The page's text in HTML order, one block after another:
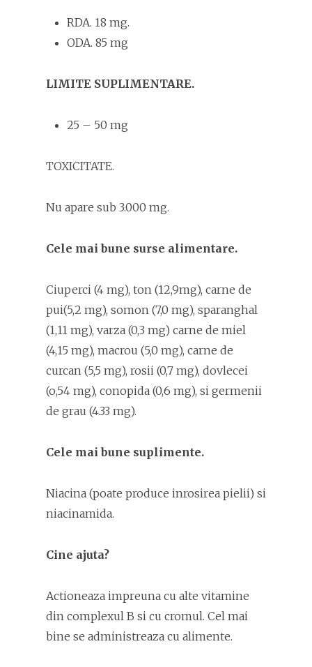
RDA. 18 mg.
ODA. 85 mg
LIMITE SUPLIMENTARE.
25 – 50 mg
TOXICITATE.
Nu apare sub 3.000 mg.
Cele mai bune surse alimentare.
Ciuperci (4 mg), ton (12,9mg), carne de
pui(5,2 mg), somon (7,0 mg), sparanghal
(1,11 mg), varza (0,3 mg) carne de miel
(4,15 mg), macrou (5,0 mg), carne de
curcan (5,5 mg), rosii (0,7 mg), dovlecei
(o,54 mg), conopida (0,6 mg), si germenii
de grau (4.33 mg).
Cele mai bune suplimente.
Niacina (poate produce inrosirea pielii) si
niacinamida.
Cine ajuta?
Actioneaza impreuna cu alte vitamine
din complexul B si cu cromul. Cel mai
bine se administreaza cu alimente.